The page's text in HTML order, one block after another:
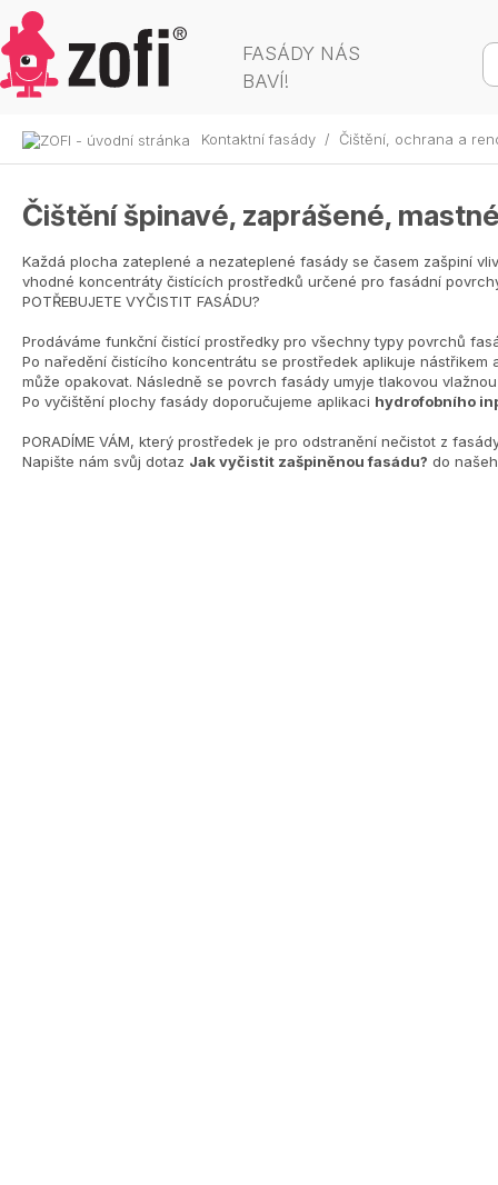
FASÁDY NÁS
BAVÍ!
Kontaktní fasády / Čištění, ochrana a
Čištění špinavé, zaprášené,
Každá plocha zateplené a nezateplené fasády se časem zašpiní
vhodné koncentráty čistících prostředků určené pro fasádní
POTŘEBUJETE VYČISTIT FASÁDU?
Prodáváme funkční čistící prostředky pro všechny typy povrchů
Po naředění čistícího koncentrátu se prostředek aplikuje
může opakovat. Následně se povrch fasády umyje tlakovou
Po vyčištění plochy fasády doporučujeme aplikaci hydrofobního
PORADÍME VÁM, který prostředek je pro odstranění nečistot z
Napište nám svůj dotaz Jak vyčistit zašpiněnou fasádu? do